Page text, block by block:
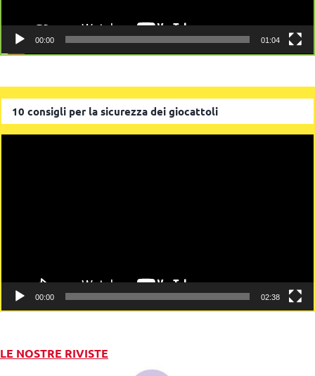
00:00 01:04
10 consigli per la sicurezza dei giocattoli
00:00 02:38
LE NOSTRE RIVISTE